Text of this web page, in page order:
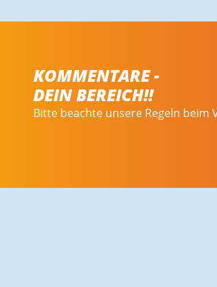
KOMMENTARE -
DEIN BEREICH!!
Bitte beachte unsere Regeln beim